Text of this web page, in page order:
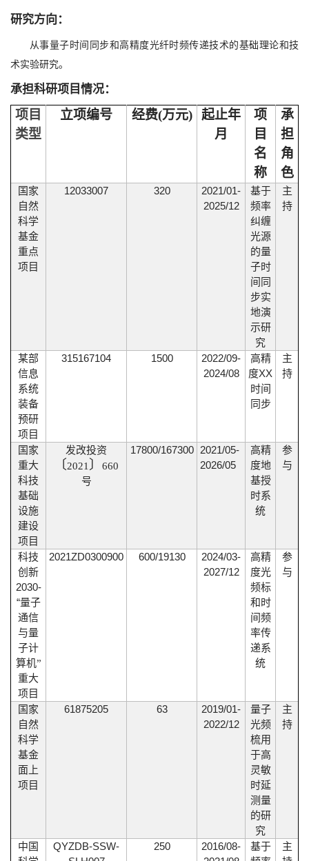
研究方向：
从事量子时间同步和高精度光纤时频传递技术的基础理论和技
术实验研究。
承担科研项目情况：
项目
类型
立项编号 经费(万元)
起止年
月
项
目
名
称
承
担
角
色
国家
自然
科学
基金
重点
项目
12033007 320
2021/01-
2025/12
基于
频率
纠缠
光源
的量
子时
间同
步实
地演
示研
究
主
持
某部
信息
系统
装备
预研
项目
315167104 1500
2022/09-
2024/08
高精
度XX
时间
同步
主
持
国家
重大
科技
基础
设施
建设
项目
发改投资
〔 2021 〕
660
号
17800/167300
2021/05-
2026/05
高精
度地
基授
时系
统
参
与
科技
创新
2030-
“量子
通信
与量
子计
算机”
重大
项目
2021ZD0300900 600/19130
2024/03-
2027/12
高精
度光
频标
和时
间频
率传
递系
统
参
与
国家
自然
科学
基金
面上
项目
61875205 63
2019/01-
2022/12
量子
光频
梳用
于高
灵敏
时延
测量
的研
究
主
持
中国
QYZDB-SSW-
250
2016/08-
基于
主